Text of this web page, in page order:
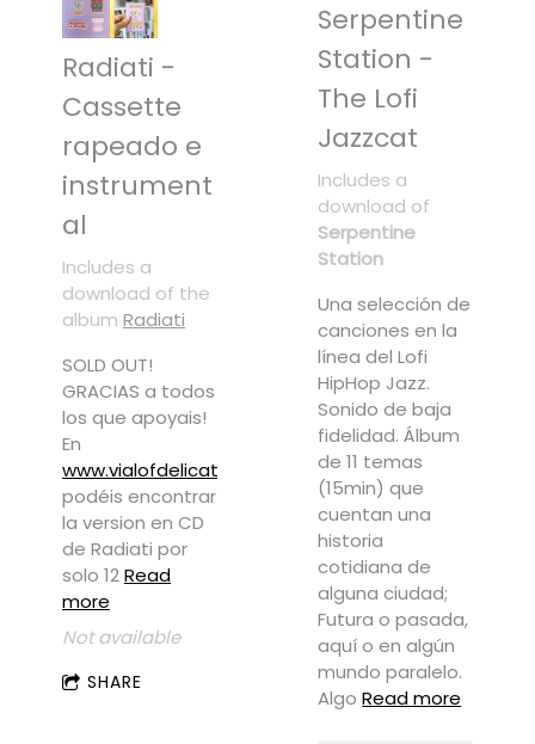
Radiati -
Cassette
rapeado e
instrument
al
Includes a
download of the
album Radiati
SOLD OUT!
GRACIAS a todos
los que apoyais!
En
www.vialofdelicatessens.blogspot.com
podéis encontrar
la version en CD
de Radiati por
solo 12Read
more
Not available
SHARE
Serpentine
Station -
The Lofi
Jazzcat
Includes a
download of
Serpentine
Station
Una selección de
canciones en la
línea del Lofi
HipHop Jazz.
Sonido de baja
fidelidad. Álbum
de 11 temas
(15min) que
cuentan una
historia
cotidiana de
alguna ciudad;
Futura o pasada,
aquí o en algún
mundo paralelo.
AlgoRead more